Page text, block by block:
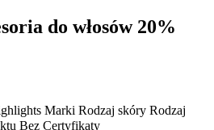
do włosów 20%
Marki Rodzaj skóry Rodzaj
Bez Certyfikaty